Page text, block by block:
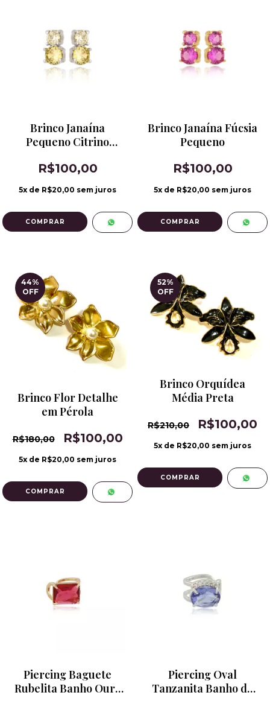
Brinco Janaína
Pequeno Citrino
R$100,00
5x de R$20,00 sem juros
Brinco Janaína Fúcsia
Pequeno
R$100,00
5x de R$20,00 sem juros
44%
OFF
Brinco Flor Detalhe
em Pérola
R$180,00 R$100,00
5x de R$20,00 sem juros
52%
OFF
Brinco Orquídea
Média Preta
R$210,00 R$100,00
5x de R$20,00 sem juros
Piercing Baguete
Rubelita Banho Ouro
Piercing Oval
Tanzanita Banho de